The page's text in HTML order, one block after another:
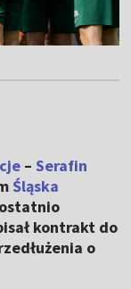
–Serafin
Śląska
kontrakt do
o